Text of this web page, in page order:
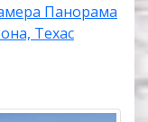
Панорама
Техас